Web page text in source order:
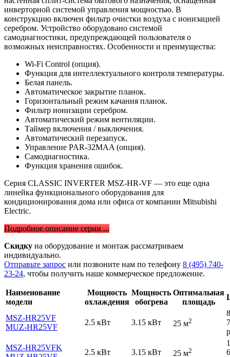
инверторной системой управления мощностью. В
конструкцию включен фильтр очистки воздуха с ионизацией
серебром. Устройство оборудовано системой
самодиагностики, предупреждающей пользователя о
возможных неисправностях. Особенности и преимущества:
Wi-Fi Control (опция).
Функция для интеллектуального контроля температуры.
Белая панель.
Автоматическое закрытие планок.
Горизонтальный режим качания планок.
Фильтр ионизации серебром.
Автоматический режим вентиляции.
Таймер включения / выключения.
Автоматический перезапуск.
Управление PAR-32MAA (опция).
Самодиагностика.
Функция хранения ошибок.
Серия CLASSIC INVERTER MSZ-HR-VF — это еще одна
линейка функционального оборудования для
кондиционирования дома или офиса от компании Mitsubishi
Electric.
Подробное описание серии ...
Скидку на оборудование и монтаж рассматриваем
индивидуально.
Отправьте запрос или позвоните нам по телефону 8 (495) 740-
23-24, чтобы получить наше коммерческое предложение.
Наименование
модели
Мощность
охлаждения
Мощность
обогрева
Оптимальная
площадь
MSZ-HR25VF
MUZ-HR25VF
2.5 кВт 3.15 кВт 25 м2
MSZ-HR25VFK
2.5 кВт 3.15 кВт 25 м2